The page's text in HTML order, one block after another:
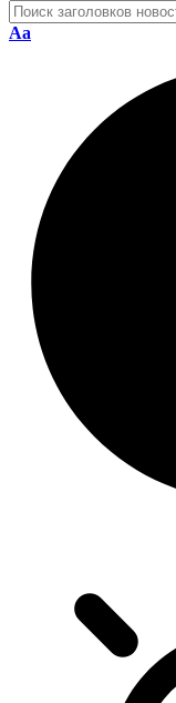
Изменение
Аа